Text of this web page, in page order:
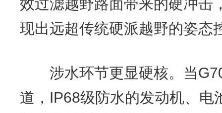
效过滤越野路面带来的硬冲击
现出远超传统硬派越野的姿态
涉水环节更显硬核。当
道，IP68级防水的发动机、电